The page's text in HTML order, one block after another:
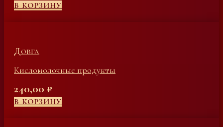
В КОРЗИНУ
Довга
Кисломолочные продукты
240,00 ₽
В КОРЗИНУ